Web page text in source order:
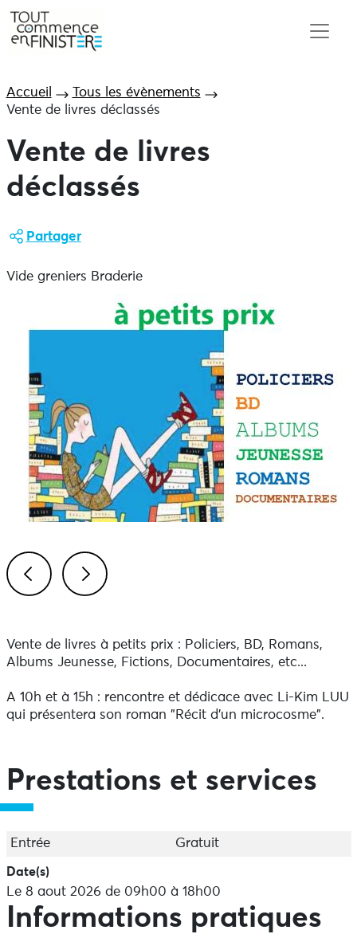
Accueil
Tous les évènements
Vente de livres déclassés
Vente de livres
déclassés
Partager
Vide greniers Braderie
Vente de livres à petits prix : Policiers, BD, Romans,
Albums Jeunesse, Fictions, Documentaires, etc...
A 10h et à 15h : rencontre et dédicace avec Li-Kim LUU
qui présentera son roman "Récit d'un microcosme".
Prestations et services
Entrée Gratuit
Date(s)
Le 8 aout 2026 de 09h00 à 18h00
Informations pratiques